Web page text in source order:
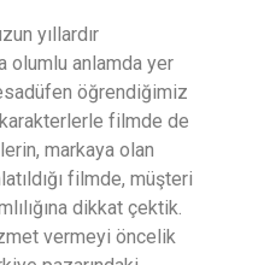
yıllardır
olumlu anlamda yer
öğrendiğimiz
filmde de
markaya olan
filmde, müşteri
dikkat çektik.
vermeyi öncelik